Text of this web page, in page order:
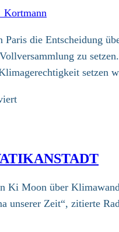
die Entscheidung
zu
setzen
für
/
Ki Moon über
unserer Zeit“, zitierte